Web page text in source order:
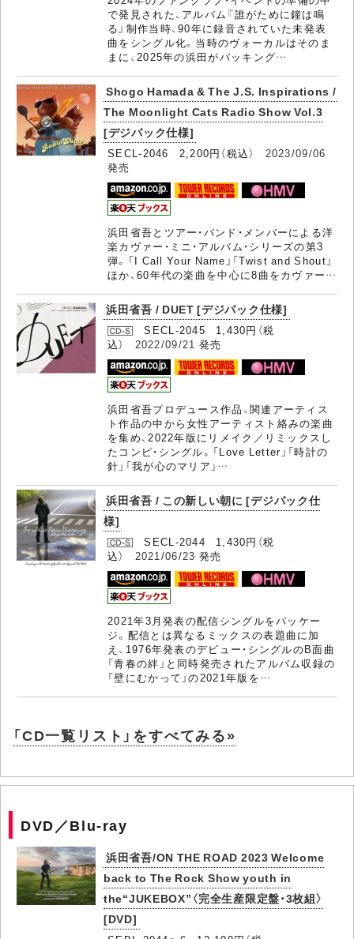
で発見された、アルバム『誰がために鐘は鳴
る』制作当時、90年に録音されていた未発表
曲をシングル化。当時のヴォーカルはそのま
まに、2025年の浜田がバッキング…
Shogo Hamada & The J.S. Inspirations /
The Moonlight Cats Radio Show Vol.3
[デジパック仕様]
SECL-2046 2,200円（税込） 2023/09/06
発売
浜田省吾とツアー・バンド・メンバーによる洋
楽カヴァー・ミニ・アルバム・シリーズの第3
弾。「I Call Your Name」「Twist and Shout」
ほか、60年代の楽曲を中心に8曲をカヴァー…
浜田省吾 / DUET [デジパック仕様]
SECL-2045 1,430円（税
込） 2022/09/21 発売
浜田省吾プロデュース作品、関連アーティス
ト作品の中から女性アーティスト絡みの楽曲
を集め、2022年版にリメイク／リミックスし
たコンピ・シングル。「Love Letter」「時計の
針」「我が心のマリア」…
浜田省吾 / この新しい朝に [デジパック仕
様]
SECL-2044 1,430円（税
込） 2021/06/23 発売
2021年3月発表の配信シングルをパッケー
ジ。配信とは異なるミックスの表題曲に加
え、1976年発表のデビュー・シングルのB面曲
「青春の絆」と同時発売されたアルバム収録の
「壁にむかって」の2021年版を…
「CD一覧リスト」をすべてみる»
DVD／Blu-ray
浜田省吾/ON THE ROAD 2023 Welcome
back to The Rock Show youth in
the“JUKEBOX”〈完全生産限定盤・3枚組〉
[DVD]